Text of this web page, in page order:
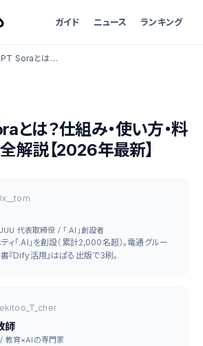
ガイド ニュース ランキング
ChatGPT Soraとは？仕組み・使い方・料金プランを完全解説【2026年最新】
とは？仕組み・使い方・料
解説【2026年最新】
代表取締役 / 「.AI」創設者
ィ「.AI」を創設（累計2,000名超）。電通グルー
『Dify活用』はぱる出版で3刷。
師
教育×AIの専門家